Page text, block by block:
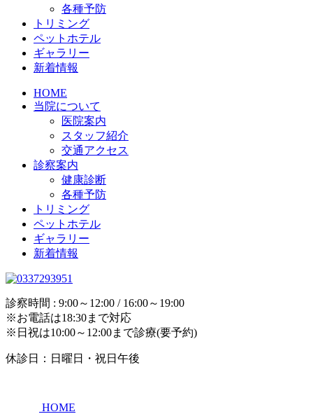
各種予防
トリミング
ペットホテル
ギャラリー
新着情報
HOME
当院について
医院案内
スタッフ紹介
交通アクセス
診察案内
健康診断
各種予防
トリミング
ペットホテル
ギャラリー
新着情報
診察時間 : 9:00～12:00 / 16:00～19:00
※お電話は18:30まで対応
※日祝は10:00～12:00まで診療(要予約)
休診日：日曜日・祝日午後
HOME